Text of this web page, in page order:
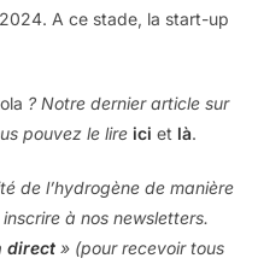
A ce stade, la start-up
? Notre dernier article sur
pouvez le lire ici et là.
de l’hydrogène de manière
à nos newsletters.
direct » (pour recevoir tous